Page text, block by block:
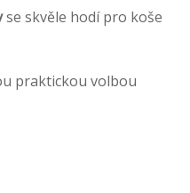
se skvěle hodí pro koše
praktickou volbou